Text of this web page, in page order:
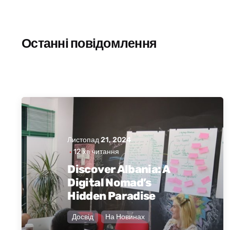
SQ
ES
NB
Останні повідомлення
Опублікував
Активна
Албанія
Листопад 21, 2024
12 хв читання
Discover Albania: A
Digital Nomad’s
Hidden Paradise
Досвід На Новинах